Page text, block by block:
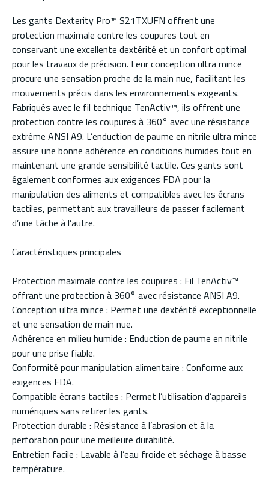
Les gants Dexterity Pro™ S21TXUFN offrent une
protection maximale contre les coupures tout en
conservant une excellente dextérité et un confort optimal
pour les travaux de précision. Leur conception ultra mince
procure une sensation proche de la main nue, facilitant les
mouvements précis dans les environnements exigeants.
Fabriqués avec le fil technique TenActiv™, ils offrent une
protection contre les coupures à 360° avec une résistance
extrême ANSI A9. L’enduction de paume en nitrile ultra mince
assure une bonne adhérence en conditions humides tout en
maintenant une grande sensibilité tactile. Ces gants sont
également conformes aux exigences FDA pour la
manipulation des aliments et compatibles avec les écrans
tactiles, permettant aux travailleurs de passer facilement
d’une tâche à l’autre.
Caractéristiques principales
Protection maximale contre les coupures : Fil TenActiv™
offrant une protection à 360° avec résistance ANSI A9.
Conception ultra mince : Permet une dextérité exceptionnelle
et une sensation de main nue.
Adhérence en milieu humide : Enduction de paume en nitrile
pour une prise fiable.
Conformité pour manipulation alimentaire : Conforme aux
exigences FDA.
Compatible écrans tactiles : Permet l’utilisation d’appareils
numériques sans retirer les gants.
Protection durable : Résistance à l’abrasion et à la
perforation pour une meilleure durabilité.
Entretien facile : Lavable à l’eau froide et séchage à basse
température.